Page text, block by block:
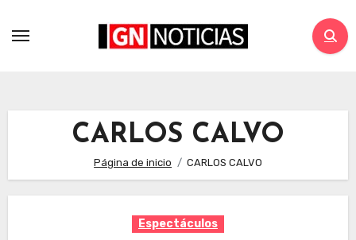
CARLOS CALVO
Página de inicio CARLOS CALVO
Espectáculos